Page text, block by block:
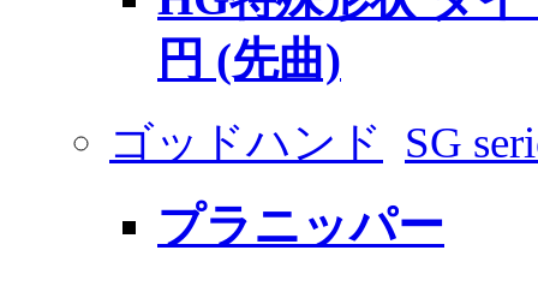
円 (先曲)
ゴッドハンド SG
プラニッパー